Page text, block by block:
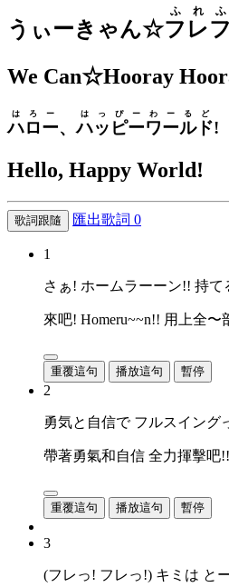
うぃーきゃん☆フレ
ふれ
We Can☆Hooray
ハロー
はろー
、ハッピー
はっぴー
ワールド
わーるど
!
Hello, Happy World!
歌詞跟隨 匯出歌詞 0
1
さぁ! ホームラーーン!! 持て
來吧! Homeru~~n!! 用上全〜
重覆這句 播放這句 暫停
2
勇気と自信で フルスイング
帶著勇氣和自信 全力揮擊吧
重覆這句 播放這句 暫停
3
(フレっ! フレっ!) キミは と